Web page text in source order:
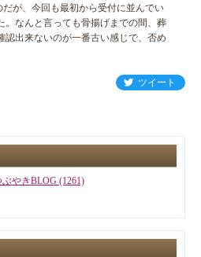
が、今回も最初から受付に並んでい
。なんと言っても骨揚げまでの間、葬
認出来ないのが一番古い感じで、否め
ツイート
やきBLOG (1261)